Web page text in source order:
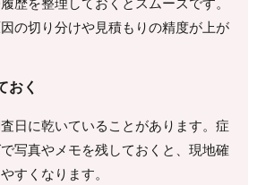
の切り分けや見積もりの精度が上が
おく
日に乾いていることがあります。症
写真やメモを残しておくと、現地確
すくなります。